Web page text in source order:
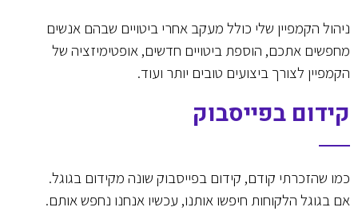
ניהול הקמפיין שלי כולל מעקב אחרי ביטויים שבהם אנשים
מחפשים אתכם, הוספת ביטויים חדשים, אופטימיזציה של
הקמפיין לצורך ביצועים טובים יותר ועוד.
קידום בפייסבוק
כמו שהזכרתי קודם, קידום בפייסבוק שונה מקידום בגוגל.
אם בגוגל הלקוחות חיפשו אותנו, עכשיו אנחנו נחפש אותם.